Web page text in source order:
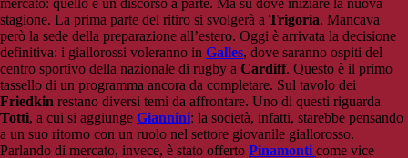
mercato: quello è un discorso a parte. Ma su dove iniziare la nuova
stagione. La prima parte del ritiro si svolgerà a Trigoria. Mancava
però la sede della preparazione all’estero. Oggi è arrivata la decisione
definitiva: i giallorossi voleranno in Galles, dove saranno ospiti del
centro sportivo della nazionale di rugby a Cardiff. Questo è il primo
tassello di un programma ancora da completare. Sul tavolo dei
Friedkin restano diversi temi da affrontare. Uno di questi riguarda
Totti, a cui si aggiunge Giannini: la società, infatti, starebbe pensando
a un suo ritorno con un ruolo nel settore giovanile giallorosso.
Parlando di mercato, invece, è stato offerto Pinamonti come vice